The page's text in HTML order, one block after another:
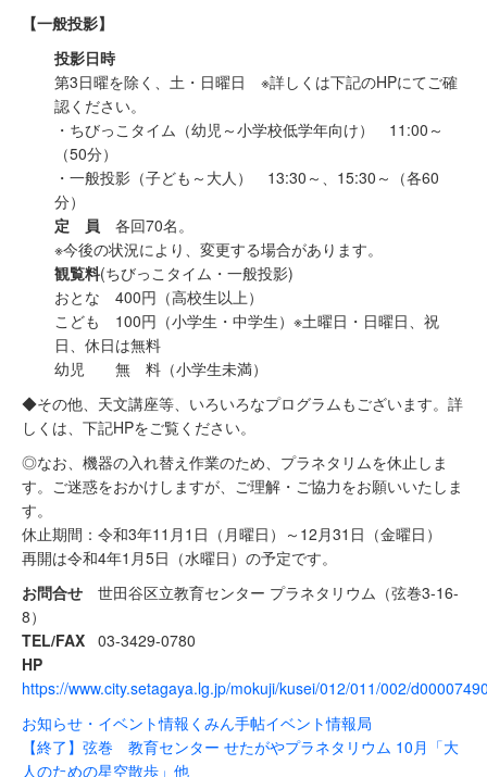
【一般投影】
投影日時
第3日曜を除く、土・日曜日 ※詳しくは下記のHPにてご確
認ください。
・ちびっこタイム（幼児～小学校低学年向け） 11:00～
（50分）
・一般投影（子ども～大人） 13:30～、15:30～（各60
分）
定 員 各回70名。
※今後の状況により、変更する場合があります。
観覧料(ちびっこタイム・一般投影)
おとな 400円（高校生以上）
こども 100円（小学生・中学生）※土曜日・日曜日、祝
日、休日は無料
幼児 無 料（小学生未満）
◆その他、天文講座等、いろいろなプログラムもございます。詳
しくは、下記HPをご覧ください。
◎なお、機器の入れ替え作業のため、プラネタリムを休止しま
す。ご迷惑をおかけしますが、ご理解・ご協力をお願いいたしま
す。
休止期間：令和3年11月1日（月曜日）～12月31日（金曜日）
再開は令和4年1月5日（水曜日）の予定です。
お問合せ 世田谷区立教育センター プラネタリウム（弦巻3-16-
8）
TEL/FAX 03-3429-0780
HP
https://www.city.setagaya.lg.jp/mokuji/kusei/012/011/002/
お知らせ・イベント情報 くみん手帖イベント情報局
【終了】弦巻 教育センター せたがやプラネタリウム 10月「大
人のための星空散歩」他